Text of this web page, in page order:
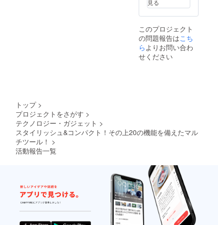
見る
このプロジェクト
の問題報告はこち
ら よりお問い合わ
せください
トップ >
プロジェクトをさがす >
テクノロジー・ガジェット >
スタイリッシュ&コンパクト！その上20の機能を備えたマル
チツール！ >
活動報告一覧